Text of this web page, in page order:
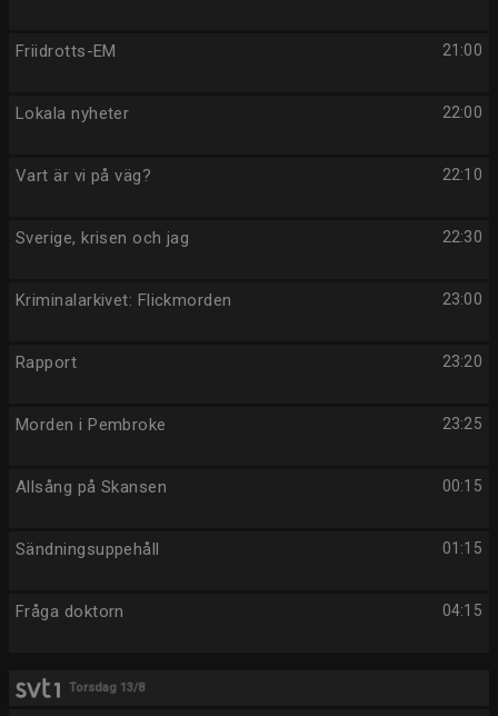
21:00
Friidrotts-EM
22:00
Lokala nyheter
22:10
Vart är vi på väg?
22:30
Sverige, krisen och jag
23:00
Kriminalarkivet: Flickmorden
23:20
Rapport
23:25
Morden i Pembroke
00:15
Allsång på Skansen
01:15
Sändningsuppehåll
04:15
Fråga doktorn
Torsdag 13/8